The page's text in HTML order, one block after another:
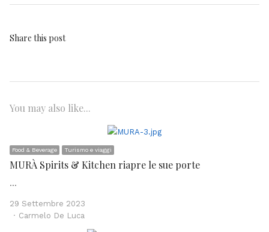
Share this post
You may also like...
Food & Beverage Turismo e viaggi
MURÀ Spirits & Kitchen riapre le sue porte
…
29 Settembre 2023
Author
Carmelo De Luca